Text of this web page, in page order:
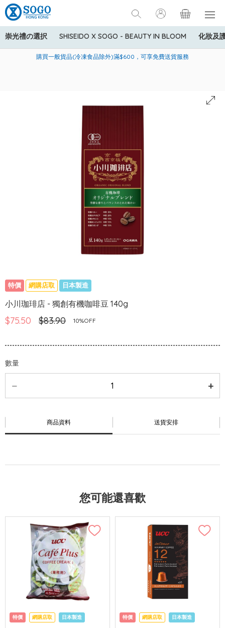
崇光禮の選択 SHISEIDO X SOGO - BEAUTY IN BLOOM 化妝及
美國運通Explorer®信用卡會員購物禮遇：高達5%簽賬回贈！
購買一般貨品(冷凍食品除外)滿$600，可享免費送貨服務
寄送中國內地服務只適用於指定商品，若訂單金額少於HK$600(折
特價 網購店取 日本製造
小川珈琲店 - 獨創有機咖啡豆 140g
$75.50 $83.90 10%OFF
數量
商品資料 送貨安排
您可能還喜歡
特價 網購店取 日本製造 特價 網購店取 日本製造